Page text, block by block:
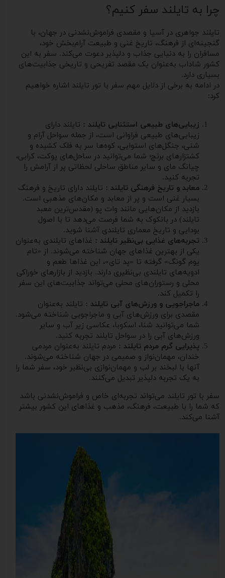
چرا به تایلند سفر کنیم؟
تایلند جواهری در آسیا و مقصدی فراموش‌نشدنی در جهان، با
گنجینه‌ای از فرهنگ، تاریخ غنی و طبیعت آرام‌بخش خود،
مسافران را به دنیایی جذاب و دلپذیر دعوت می‌کند. سفر به این
کشور شاداب به‌عنوان یک مقصد تفریحی و تاریخی جذابیت‌های
بسیاری دارد.
در ادامه به برخی از دلایل مهم سفر با تور تایلند اشاره خواهیم
کرد:
زیبایی‌های طبیعی استثنایی تایلند : تایلند دارای
زیبایی‌های طبیعی فراوانی است، از جمله سواحل آرام و
شنی، جنگل‌های استوایی، کوه‌ها سر به فلک کشیده و
کشتزارهای برنج؛ شما می‌توانید در ساحل‌های پوکت، کرابی،
چیانگ مای و سایر مناطق ساحلی لحظاتی پر از آرامش را
تجربه کنید.
معابد و تاریخ فرهنگی تایلند : تایلند دارای تاریخ و فرهنگ
بسیار غنی است و پر از معابد و مکان‌های مذهبی است.
بازدید از مکان‌هایی مانند وات پو (مقدس‌ترین معبد
تایلند) در بانکوک به شما فرصت می‌دهد تا با اصول
بودایی و تاریخ معماری تایلندی آشنا شوید.
تجربه‌های غذایی بی‌نظیر تایلند : غذاهای تایلندی به‌عنوان
یکی از بهترین غذاهای جهان شناخته می‌شوند. از «تام
یوم گونگ» گرفته تا «پد تای»، این غذاها طعم و
ادویه‌های تایلندی بی‌نظیری دارند. بازدید از بازارهای خوراکی
محلی و رستوران‌های محلی می‌تواند جذابیت‌های این سفر
را تکمیل کند.
ماجراجویی و ورزش‌های آبی تایلند : تایلند به‌عنوان
مقصدی برای ورزش‌های آبی و ماجراجویی شناخته می‌شود.
شما می‌توانید شنا، اسکوبا، عکاسی زیر آب و سایر
ورزش‌های آبی را در سواحل تایلند تجربه کنید.
پذیرایی گرم مردم تایلند : مردم تایلند به‌عنوان مردمی
خندان، مهمان‌نواز و صمیمی در جهان شناخته می‌شوند.
آنها با لبخند بر لب و مهمان‌نوازی بی‌نظیر خود، سفر شما را
به یک تجربه دلپذیر تبدیل می‌کنند.
سفر با تور تایلند می‌تواند تجربه‌ای خاص و فراموش‌نشدنی باشد
که شما را با طبیعت، فرهنگ، مذهب و غذاهای این کشور بیشتر
آشنا می‌کند.